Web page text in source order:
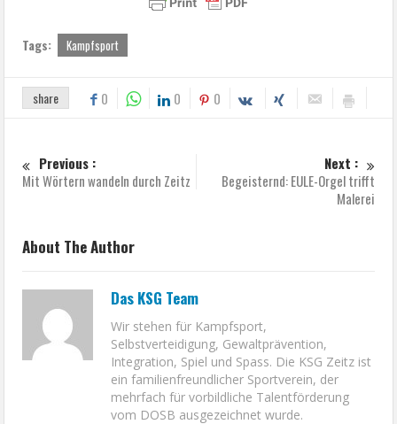
Tags: Kampfsport
share 0 0 0
Previous :
Mit Wörtern wandeln durch Zeitz
Next :
Begeisternd: EULE-Orgel trifft
Malerei
About The Author
Das KSG Team
Wir stehen für Kampfsport,
Selbstverteidigung, Gewaltprävention,
Integration, Spiel und Spass. Die KSG Zeitz ist
ein familienfreundlicher Sportverein, der
mehrfach für vorbildliche Talentförderung
vom DOSB ausgezeichnet wurde.